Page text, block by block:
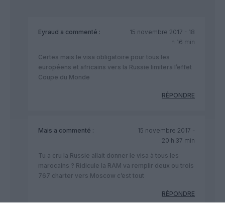
Eyraud a commenté :
15 novembre 2017 - 18
h 16 min
Certes mais le visa obligatoire pour tous les
européens et africains vers la Russie limitera l’effet
Coupe du Monde
RÉPONDRE
Mais a commenté :
15 novembre 2017 -
20 h 37 min
Tu a cru la Russie allait donner le visa à tous les
marocains ? Ridicule la RAM va remplir deux ou trois
767 charter vers Moscow c’est tout
RÉPONDRE